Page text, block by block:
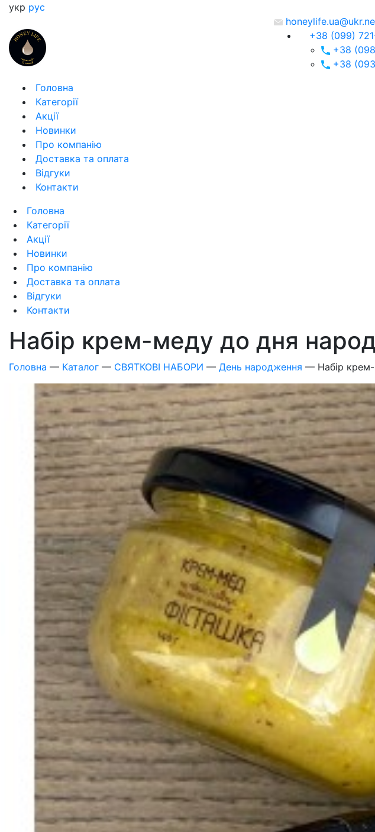
укр рус
+38 (099)
+38
+38
Головна
Категорії
Акції
Новинки
Про компанію
Доставка та оплата
Відгуки
Контакти
Головна
Категорії
Акції
Новинки
Про компанію
Доставка та оплата
Відгуки
Контакти
Набір крем-меду до дня
Головна — Каталог — СВЯТКОВІ НАБОРИ — День народження — Набір